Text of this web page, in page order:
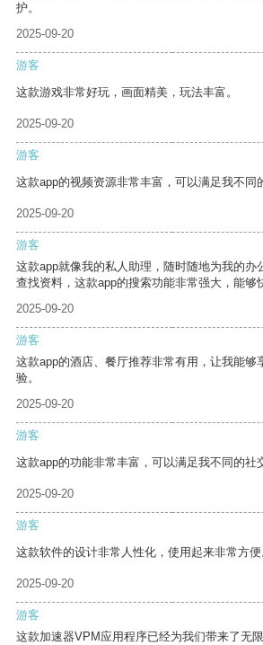
护。
2025-09-20
游客
这款游戏非常好玩，画面精美，玩法丰富。
2025-09-20
游客
这款app的视频资源非常丰富，可以满足我不同
2025-09-20
游客
这款app就像我的私人助理，随时随地为我的办
查找资料，这款app的搜索功能非常强大，能够
2025-09-20
游客
这款app的酒店、餐厅推荐非常有用，让我能够
验。
2025-09-20
游客
这款app的功能非常丰富，可以满足我不同的社
2025-09-20
游客
这款软件的设计非常人性化，使用起来非常方便
2025-09-20
游客
这款加速器VPM应用程序已经为我们带来了无